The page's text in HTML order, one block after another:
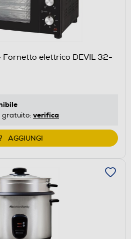
Fornetto elettrico DEVIL 32-
gratuito: verifica
AGGIUNGI